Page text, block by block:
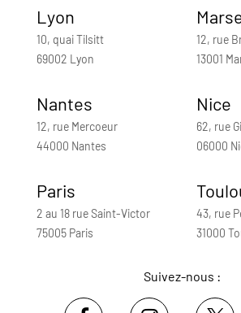
Lyon
10, quai Tilsitt
69002 Lyon
12, rue
13001
Nantes
12, rue Mercoeur
44000 Nantes
Nice
62, rue
06000
Paris
2 au 18 rue Saint-Victor
75005 Paris
43, rue
31000
Suivez-nous :